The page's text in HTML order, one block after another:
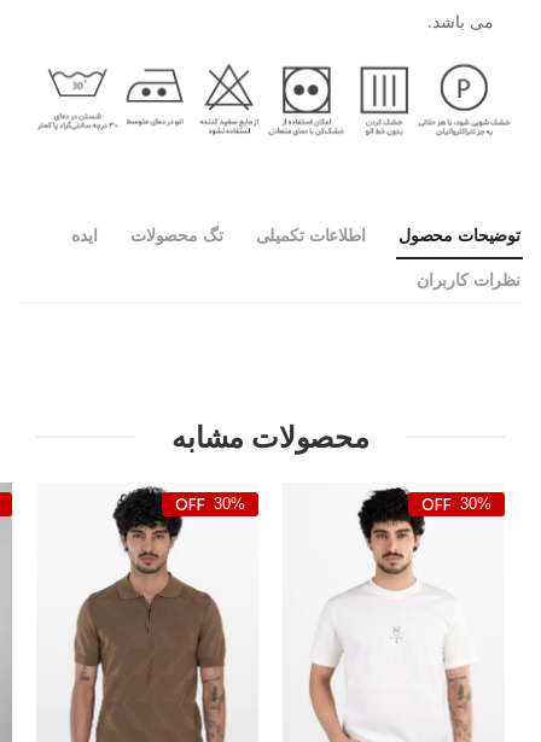
می باشد.
توضیحات محصول اطلاعات تکمیلی تگ محصولات ایده
نظرات کاربران
محصولات مشابه
30%
30%